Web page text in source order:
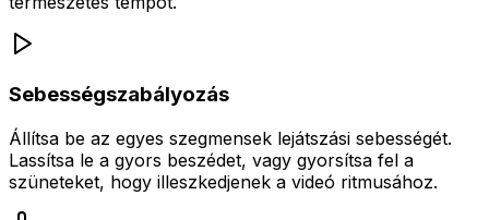
Sebességszabályozás
Állítsa be az egyes szegmensek lejátszási sebességét.
Lassítsa le a gyors beszédet, vagy gyorsítsa fel a
szüneteket, hogy illeszkedjenek a videó ritmusához.